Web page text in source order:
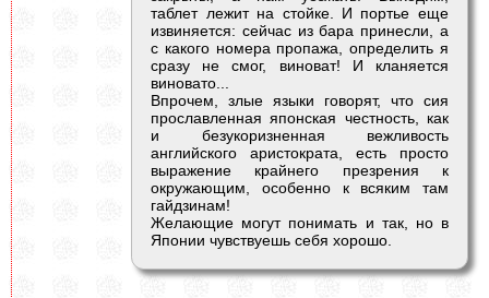
таблет лежит на стойке. И портье еще
извиняется: сейчас из бара принесли, а
с какого номера пропажа, определить я
сразу не смог, виноват! И кланяется
виновато...
Впрочем, злые языки говорят, что сия
прославленная японская честность, как
и безукоризненная вежливость
английского аристократа, есть просто
выражение крайнего презрения к
окружающим, особенно к всяким там
гайдзинам!
Желающие могут понимать и так, но в
Японии чувствуешь себя хорошо.